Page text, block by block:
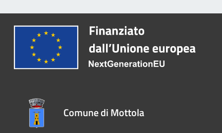
Comune di Mottola